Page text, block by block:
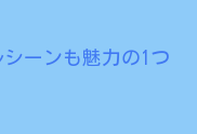
ーンも魅力の1つ